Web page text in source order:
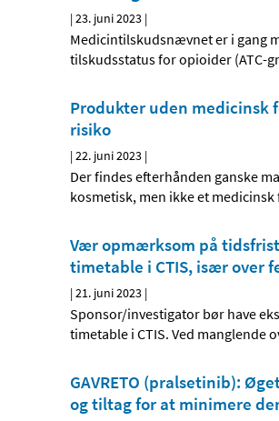
|23. juni 2023 |
Medicintilskudsnævnet er i gang
tilskudsstatus for opioider (ATC-
Produkter uden medicinsk
risiko
|22. juni 2023 |
Der findes efterhånden ganske
kosmetisk, men ikke et
Vær opmærksom på
timetable i CTIS, især over
|21. juni 2023 |
Sponsor/investigator bør have
timetable i CTIS. Ved manglende
GAVRETO (pralsetinib):
og tiltag for at minimere